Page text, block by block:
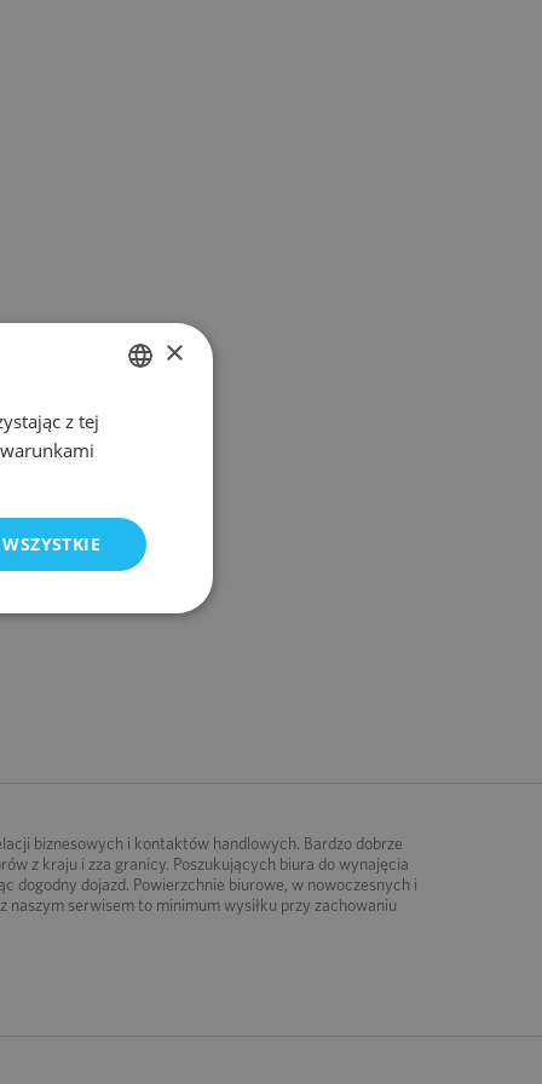
biznesowych i kontaktów handlowych. Bardzo dobrze
z kraju i zza granicy. Poszukujących biura do wynajęcia
dogodny dojazd. Powierzchnie biurowe, w nowoczesnych i
serwisem to minimum wysiłku przy zachowaniu
×
z tej